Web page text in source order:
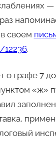
своем
12236.
о графе 7
«ж»